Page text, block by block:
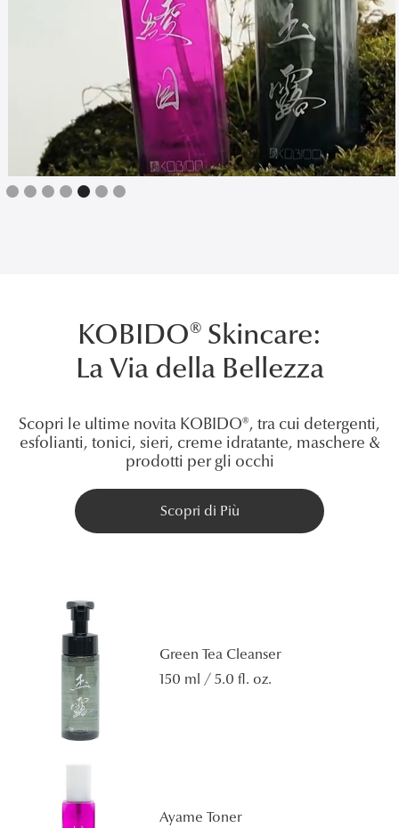
Slide 5 of 7.
KOBIDO® Skincare:
La Via della Bellezza
Scopri le ultime novita KOBIDO®, tra cui detergenti,
esfolianti, tonici, sieri, creme idratante, maschere &
prodotti per gli occhi
Scopri di Più
Green Tea Cleanser
150 ml / 5.0 fl. oz.
Ayame Toner